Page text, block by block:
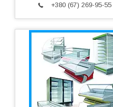
+380 (67) 269-95-55